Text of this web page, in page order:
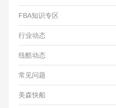
FBA知识专区
行业动态
纽酷动态
常见问题
美森快船